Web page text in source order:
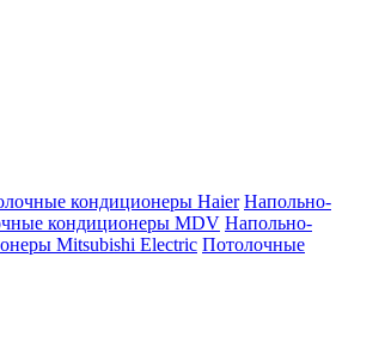
кондиционеры Haier Напольно-
кондиционеры MDV Напольно-
Mitsubishi Electric Потолочные